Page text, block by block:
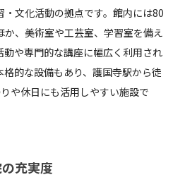
文化活動の拠点です。館内には80
、美術室や工芸室、学習室を備え
や専門的な講座に幅広く利用され
的な設備もあり、護国寺駅から徒
や休日にも活用しやすい施設で
充実度